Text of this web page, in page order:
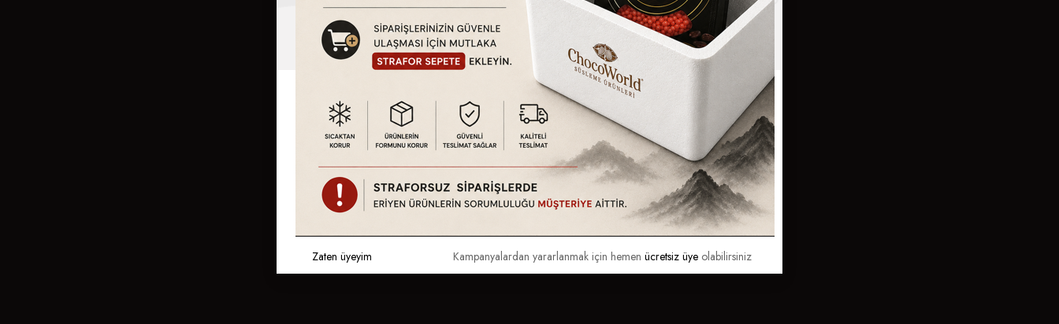
Kampanyalardan yararlanmak için hemen ücretsiz üye olabilirsiniz
Zaten üyeyim